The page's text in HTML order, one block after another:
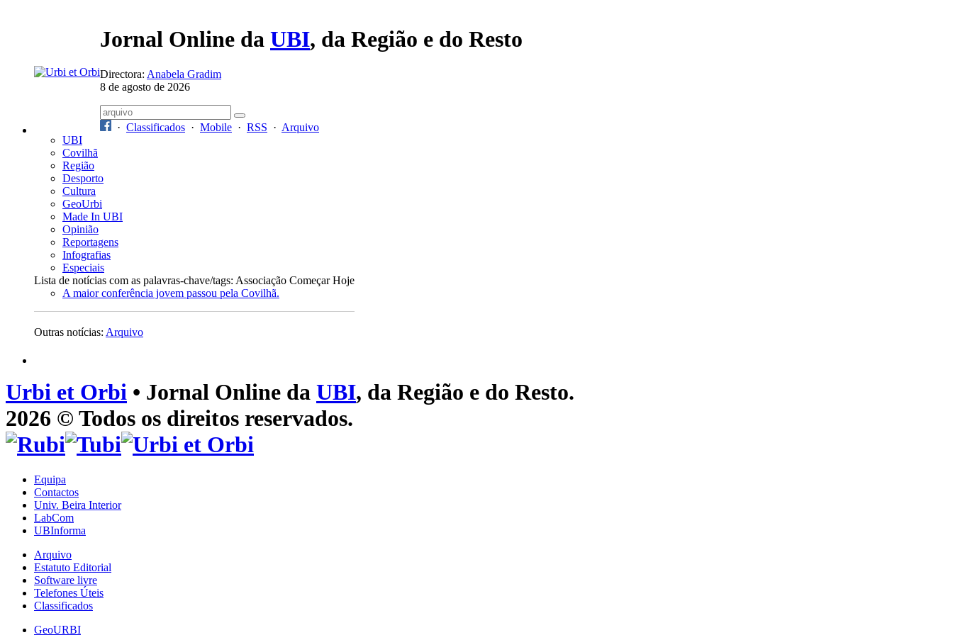
Jornal Online da UBI, da Região e do Resto
Directora: Anabela Gradim
8 de agosto de 2026
· Classificados · Mobile · RSS · Arquivo
UBI
Covilhã
Região
Desporto
Cultura
GeoUrbi
Made In UBI
Opinião
Reportagens
Infografias
Especiais
Lista de notícias com as palavras-chave/tags: Associação Começar Hoje
A maior conferência jovem passou pela Covilhã.
Outras notícias: Arquivo
Urbi et Orbi • Jornal Online da UBI, da Região e do Resto.
2026 © Todos os direitos reservados.
Equipa
Contactos
Univ. Beira Interior
LabCom
UBInforma
Arquivo
Estatuto Editorial
Software livre
Telefones Úteis
Classificados
GeoURBI